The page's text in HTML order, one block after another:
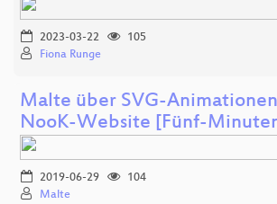
2023-03-22
105
Fiona Runge
Malte über SVG-
NooK-Website [Fünf-
2019-06-29
104
Malte